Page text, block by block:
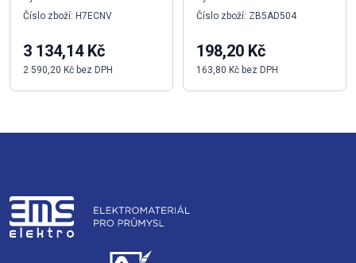
Číslo zboží: H7ECNV
3 134,14 Kč
2 590,20 Kč bez DPH
Číslo zboží: ZB5AD504
198,20 Kč
163,80 Kč bez DPH